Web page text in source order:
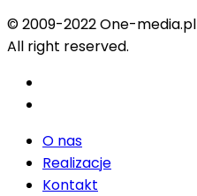
© 2009-2022 One-media.pl
All right reserved.
O nas
Realizacje
Kontakt